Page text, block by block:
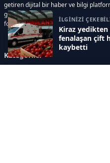
İLGİNİZİ
Kiraz yedikten
fenalaşan çift
kaybetti
getiren dijital bir haber ve bilgi
gelişmeler, bilimsel araştırmalar,
fotoğraf galerileri ve e-gazete içerikleri
Kategoriler